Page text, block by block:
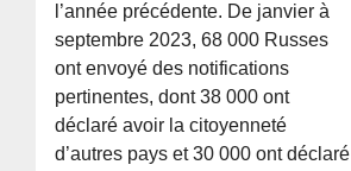
l’année précédente. De janvier à
septembre 2023, 68 000 Russes
ont envoyé des notifications
pertinentes, dont 38 000 ont
déclaré avoir la citoyenneté
d’autres pays et 30 000 ont déclaré